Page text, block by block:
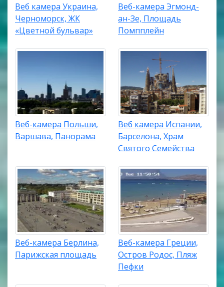
Веб камера Украина,
Черноморск, ЖК
«Цветной бульвар»
Веб-камера Эгмонд-
ан-Зе, Площадь
Помпплейн
Веб-камера Польши,
Варшава, Панорама
Веб камера Испании,
Барселона, Храм
Святого Семейства
Веб-камера Берлина,
Парижская площадь
Веб-камера Греции,
Остров Родос, Пляж
Пефки